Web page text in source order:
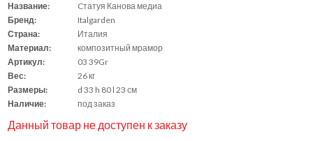
Название:
Cтатуя Канова медиа
Бренд:
Italgarden
Страна:
Италия
Материал:
композитный мрамор
Артикул:
03 39Gr
Вес:
26 кг
Размеры:
d 33 h 80 l 23 см
Наличие:
под заказ
Данный товар не доступен к заказу